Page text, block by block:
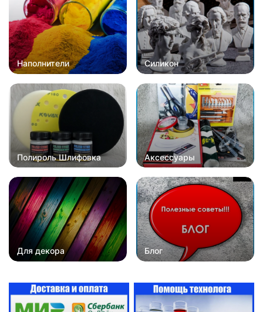
Наполнители Силикон
Полироль Шлифовка Аксессуары
Для декора Блог